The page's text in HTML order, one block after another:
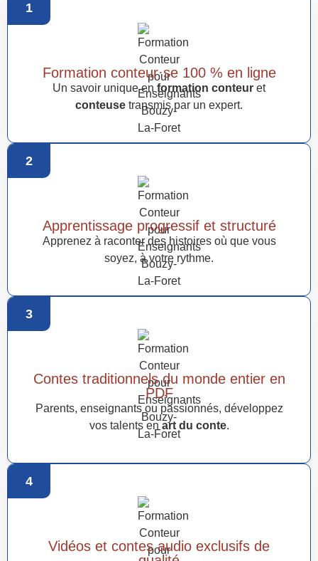
1
Formation conteur·se 100 % en ligne
Un savoir unique en formation conteur et
conteuse transmis par un expert.
2
Apprentissage progressif et structuré
Apprenez à raconter des histoires où que vous
soyez, à votre rythme.
3
Contes traditionnels du monde entier en
PDF
Parents, enseignants ou passionnés, développez
vos talents en art du conte.
4
Vidéos et contes audio exclusifs de